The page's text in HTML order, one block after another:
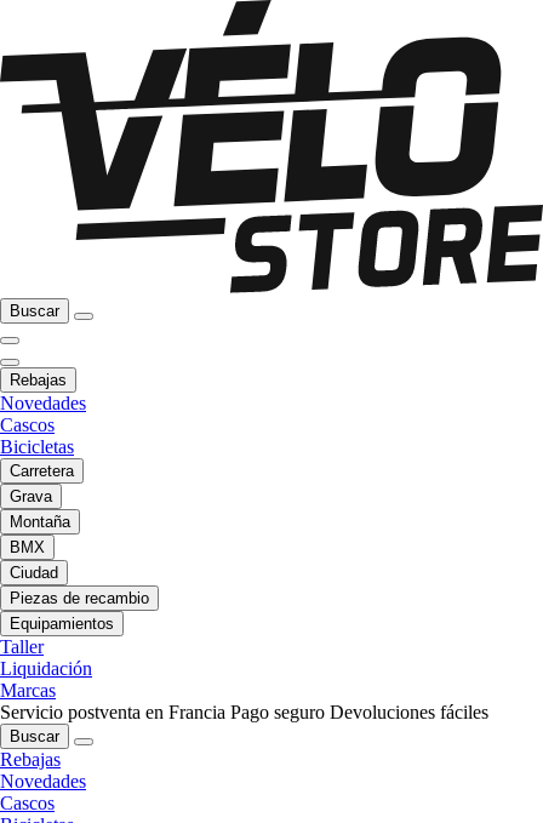
Buscar
Rebajas
Novedades
Cascos
Bicicletas
Carretera
Grava
Montaña
BMX
Ciudad
Piezas de recambio
Equipamientos
Taller
Liquidación
Marcas
Servicio postventa en Francia Pago seguro Devoluciones fáciles
Buscar
Rebajas
Novedades
Cascos